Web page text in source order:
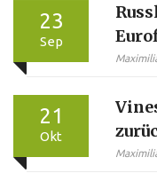
23
Sep
21
Okt